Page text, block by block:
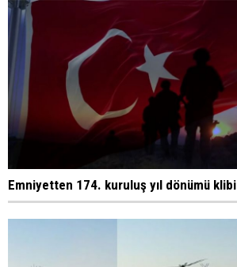
Emniyetten 174. kuruluş yıl dönümü klibi